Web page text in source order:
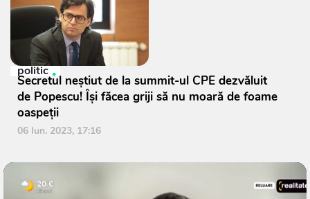
politic
Secretul neștiut de la summit-ul CPE dezvăluit
de Popescu! Își făcea griji să nu moară de foame
oaspeții
06 Iun. 2023, 17:16